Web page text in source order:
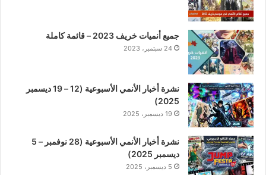
جميع أنميات خريف 2023 – قائمة كاملة
24 سبتمبر، 2023
نشرة أخبار الأنمي الأسبوعية (12 – 19 ديسمبر
2025)
19 ديسمبر، 2025
نشرة أخبار الأنمي الأسبوعية (28 نوفمبر – 5
ديسمبر 2025)
5 ديسمبر، 2025